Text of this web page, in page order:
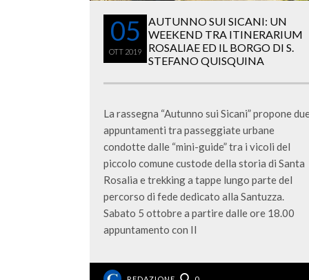
05
OTT 2019
AUTUNNO SUI SICANI: UN
WEEKEND TRA ITINERARIUM
ROSALIAE ED IL BORGO DI S.
STEFANO QUISQUINA
La rassegna “Autunno sui Sicani” propone
appuntamenti tra passeggiate urbane
condotte dalle “mini-guide” tra i vicoli del
piccolo comune custode della storia di Santa
Rosalia e trekking a tappe lungo parte del
percorso di fede dedicato alla Santuzza.
Sabato 5 ottobre a partire dalle ore 18.00
appuntamento con Il